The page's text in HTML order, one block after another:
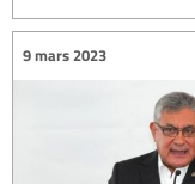
9 mars 2023